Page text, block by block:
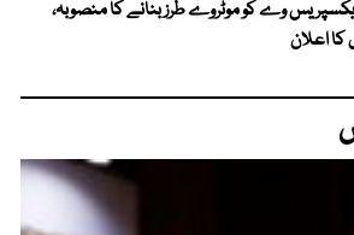
ایکسپریس وے کو موٹروے طرز بنانے کا منصوبہ،
اعلان